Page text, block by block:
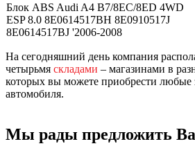
Блок ABS Audi A4 B7/8EC/8ED 4WD
ESP 8.0 8E0614517BH 8E0910517J
8E0614517BJ '2006-2008
На сегодняшний день компания
четырьмя складами – магазинами в
которых вы можете приобрести любые
автомобиля.
Мы рады предложить